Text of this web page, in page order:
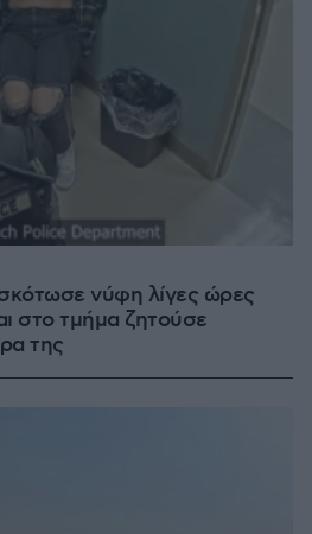
νύφη λίγες ώρες
στο τμήμα ζητούσε
της